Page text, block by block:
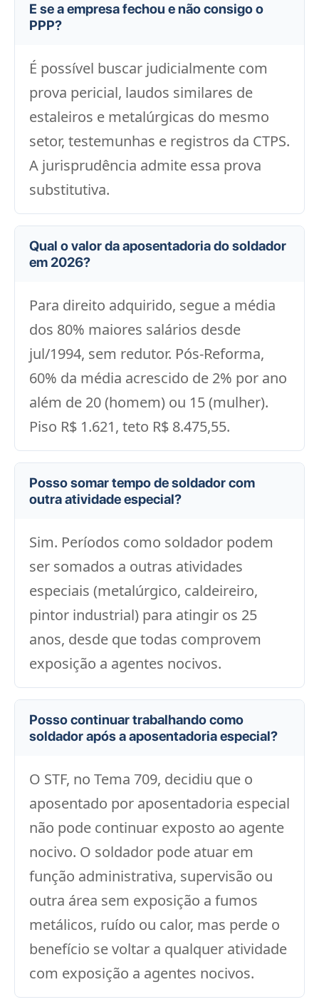
E se a empresa fechou e não consigo o
PPP?
É possível buscar judicialmente com
prova pericial, laudos similares de
estaleiros e metalúrgicas do mesmo
setor, testemunhas e registros da CTPS.
A jurisprudência admite essa prova
substitutiva.
Qual o valor da aposentadoria do soldador
em 2026?
Para direito adquirido, segue a média
dos 80% maiores salários desde
jul/1994, sem redutor. Pós-Reforma,
60% da média acrescido de 2% por ano
além de 20 (homem) ou 15 (mulher).
Piso R$ 1.621, teto R$ 8.475,55.
Posso somar tempo de soldador com
outra atividade especial?
Sim. Períodos como soldador podem
ser somados a outras atividades
especiais (metalúrgico, caldeireiro,
pintor industrial) para atingir os 25
anos, desde que todas comprovem
exposição a agentes nocivos.
Posso continuar trabalhando como
soldador após a aposentadoria especial?
O STF, no Tema 709, decidiu que o
aposentado por aposentadoria especial
não pode continuar exposto ao agente
nocivo. O soldador pode atuar em
função administrativa, supervisão ou
outra área sem exposição a fumos
metálicos, ruído ou calor, mas perde o
benefício se voltar a qualquer atividade
com exposição a agentes nocivos.